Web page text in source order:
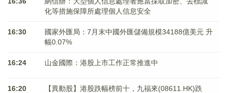
化等措施保障所處理個人信息安全
16:30
國家外匯局：7月末中國外匯儲備規模34188億美元 升
幅0.07%
16:24 山金國際：港股上市工作正常推進中
16:20
【異動股】港股跌幅榜前十，九福來(08611.HK)跌